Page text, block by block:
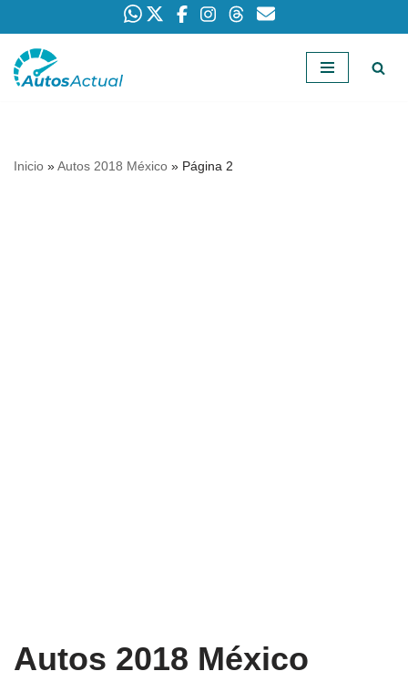
Saltar
Inicio »Autos 2018 México » Página 2
Autos 2018 México